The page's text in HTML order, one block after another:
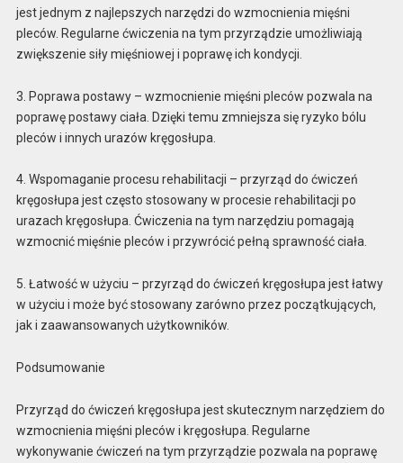
jest jednym z najlepszych narzędzi do wzmocnienia mięśni
pleców. Regularne ćwiczenia na tym przyrządzie umożliwiają
zwiększenie siły mięśniowej i poprawę ich kondycji.
3. Poprawa postawy – wzmocnienie mięśni pleców pozwala na
poprawę postawy ciała. Dzięki temu zmniejsza się ryzyko bólu
pleców i innych urazów kręgosłupa.
4. Wspomaganie procesu rehabilitacji – przyrząd do ćwiczeń
kręgosłupa jest często stosowany w procesie rehabilitacji po
urazach kręgosłupa. Ćwiczenia na tym narzędziu pomagają
wzmocnić mięśnie pleców i przywrócić pełną sprawność ciała.
5. Łatwość w użyciu – przyrząd do ćwiczeń kręgosłupa jest łatwy
w użyciu i może być stosowany zarówno przez początkujących,
jak i zaawansowanych użytkowników.
Podsumowanie
Przyrząd do ćwiczeń kręgosłupa jest skutecznym narzędziem do
wzmocnienia mięśni pleców i kręgosłupa. Regularne
wykonywanie ćwiczeń na tym przyrządzie pozwala na poprawę